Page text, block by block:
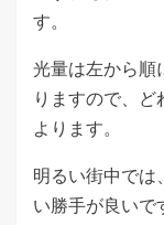
す。
光量は左から順
りますので、
よります。
明るい街中では
い勝手が良いで